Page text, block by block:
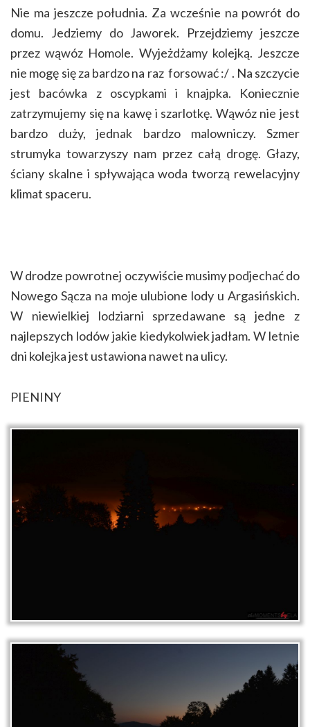
Nie ma jeszcze południa. Za wcześnie na powrót do
domu. Jedziemy do Jaworek. Przejdziemy jeszcze
przez wąwóz Homole. Wyjeżdżamy kolejką. Jeszcze
nie mogę się za bardzo na raz forsować :/ . Na szczycie
jest bacówka z oscypkami i knajpka. Koniecznie
zatrzymujemy się na kawę i szarlotkę. Wąwóz nie jest
bardzo duży, jednak bardzo malowniczy. Szmer
strumyka towarzyszy nam przez całą drogę. Głazy,
ściany skalne i spływająca woda tworzą rewelacyjny
klimat spaceru.
W drodze powrotnej oczywiście musimy podjechać do
Nowego Sącza na moje ulubione lody u Argasińskich.
W niewielkiej lodziarni sprzedawane są jedne z
najlepszych lodów jakie kiedykolwiek jadłam. W letnie
dni kolejka jest ustawiona nawet na ulicy.
PIENINY